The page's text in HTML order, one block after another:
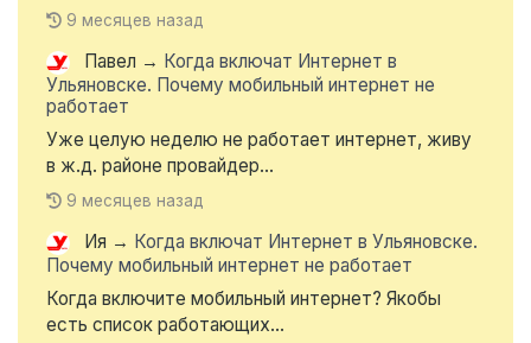
9 месяцев назад
Павел → Когда включат Интернет в
Ульяновске. Почему мобильный интернет не
работает
Уже целую неделю не работает интернет, живу
в ж.д. районе провайдер...
9 месяцев назад
Ия → Когда включат Интернет в Ульяновске.
Почему мобильный интернет не работает
Когда включите мобильный интернет? Якобы
есть список работающих...